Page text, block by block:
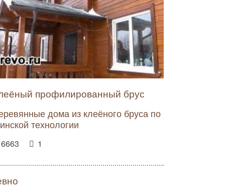
профилированный брус
дома из клеёного бруса по
технологии
6663 1